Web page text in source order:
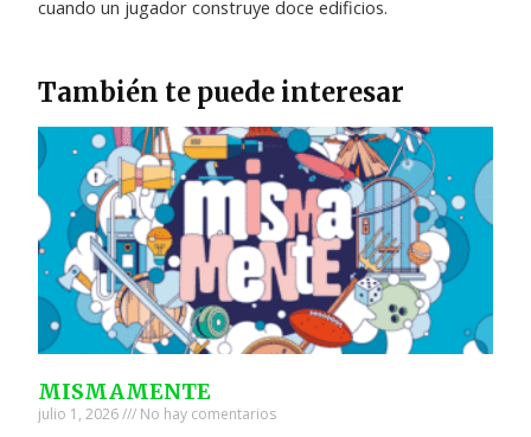
cuando un jugador construye doce edificios.
También te puede interesar
MISMAMENTE
julio 1, 2026 No hay comentarios